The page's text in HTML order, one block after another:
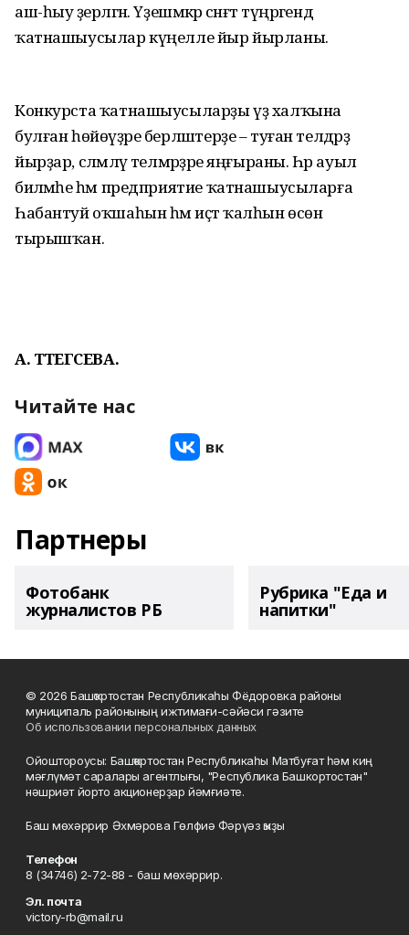
аш-һыу әҙерләгән. Үҙешмәкәр сәнғәт түңәрәгендә
ҡатнашыусылар күңелле йыр йырланы.
Конкурста ҡатнашыусыларҙы үҙ халҡына
булған һөйөүҙәре берләштерҙе – туған телдәрҙә
йырҙар, сәләмләү телмәрҙәре яңғыраны. Һәр ауыл
биләмәһе һәм предприятие ҡатнашыусыларға
Һабантуй оҡшаһын һәм иҫтә ҡалһын өсөн
тырышҡан.
А. ТӘТЕГӘСЕВА.
Читайте нас
Партнеры
Фотобанк
журналистов РБ
Рубрика "Еда и
напитки"
© 2026 Башҡортостан Республикаһы Фёдоровка районы
муниципаль районының ижтимағи-сәйәси гәзите
Об использовании персональных данных
Ойоштороусы: Башҡортостан Республикаһы Матбуғат һәм киң
мәғлүмәт саралары агентлығы, "Республика Башкортостан"
нәшриәт йорто акционерҙар йәмғиәте.
Баш мөхәррир Әхмәрова Гөлфиә Фәрүәз ҡыҙы
Телефон
8 (34746) 2-72-88 - баш мөхәррир.
Эл. почта
victory-rb@mail.ru